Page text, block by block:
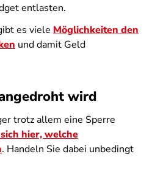
entlasten.
es viele Möglichkeiten den
und damit Geld
wird
trotz allem eine Sperre
hier, welche
. Handeln Sie dabei unbedingt